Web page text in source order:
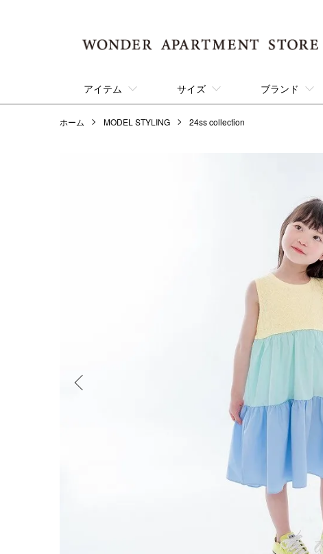
アイテム サイズ ブランド
ホーム MODEL STYLING 24ss collection